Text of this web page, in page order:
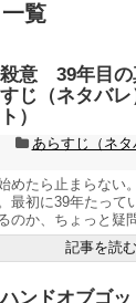
一覧
意 39年目の
じ（ネタバ
）
あらすじ（ネタ
めたら止まらない
最初に39年たって
のか、ちょっと疑
記事を読む
ンドオブゴッ